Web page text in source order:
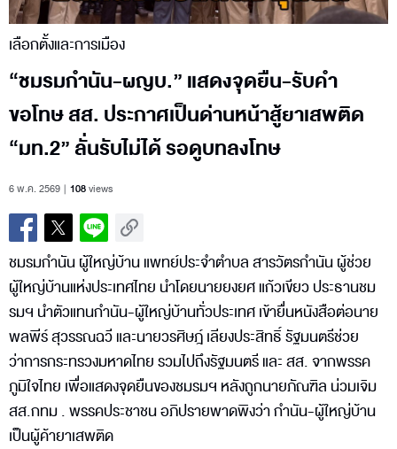
เลือกตั้งและการเมือง
“ชมรมกำนัน-ผญบ.” แสดงจุดยืน-รับคำ
ขอโทษ สส. ประกาศเป็นด่านหน้าสู้ยาเสพติด
“มท.2” ลั่นรับไม่ได้ รอดูบทลงโทษ
6 พ.ค. 2569 108views
ชมรมกำนัน ผู้ใหญ่บ้าน แพทย์ประจำตำบล สารวัตรกำนัน ผู้ช่วย
ผู้ใหญ่บ้านแห่งประเทศไทย นำโดยนายยงยศ แก้วเขียว ประธานชม
รมฯ นำตัวแทนกำนัน-ผู้ใหญ่บ้านทั่วประเทศ เข้ายื่นหนังสือต่อนาย
พลพีร์ สุวรรณฉวี และนายวรศิษฎ์ เลียงประสิทธิ์ รัฐมนตรีช่วย
ว่าการกระทรวงมหาดไทย รวมไปถึงรัฐมนตรี และ สส. จากพรรค
ภูมิใจไทย เพื่อแสดงจุดยืนของชมรมฯ หลังถูกนายภัณฑิล น่วมเจิม
สส.กทม . พรรคประชาชน อภิปรายพาดพิงว่า กำนัน-ผู้ใหญ่บ้าน
เป็นผู้ค้ายาเสพติด